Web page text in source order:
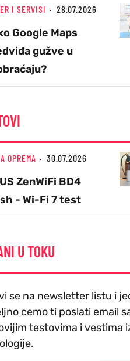
I SERVISI 28.07.2026
Google Maps
gužve u
OPREMA 30.07.2026
ZenWiFi BD4
- Wi-Fi 7 test
U TOKU
se na newsletter listu i
cemo ti poslati email
testovima i vestima